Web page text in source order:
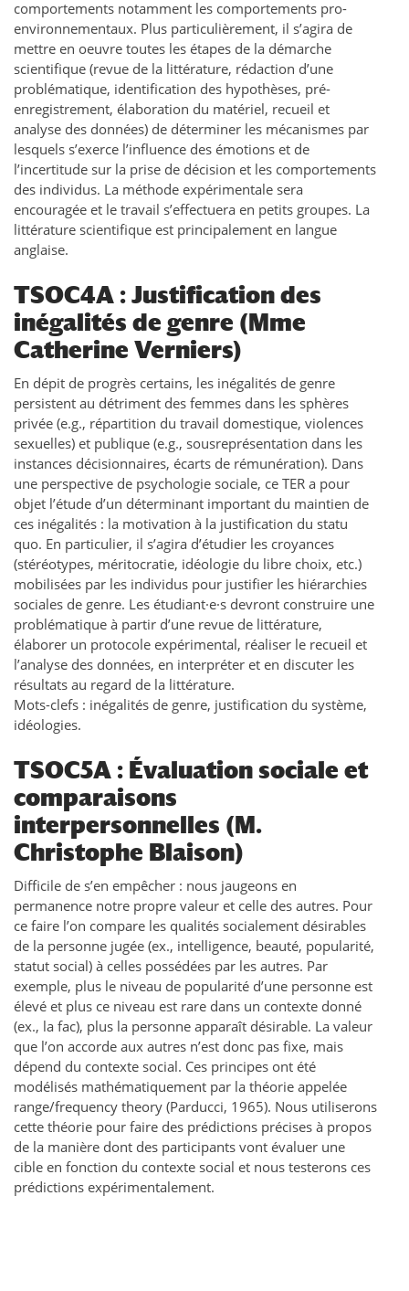
comportements notamment les comportements pro-
environnementaux. Plus particulièrement, il s’agira de
mettre en oeuvre toutes les étapes de la démarche
scientifique (revue de la littérature, rédaction d’une
problématique, identification des hypothèses, pré-
enregistrement, élaboration du matériel, recueil et
analyse des données) de déterminer les mécanismes par
lesquels s’exerce l’influence des émotions et de
l’incertitude sur la prise de décision et les comportements
des individus. La méthode expérimentale sera
encouragée et le travail s’effectuera en petits groupes. La
littérature scientifique est principalement en langue
anglaise.
TSOC4A : Justification des
inégalités de genre (Mme
Catherine Verniers)
En dépit de progrès certains, les inégalités de genre
persistent au détriment des femmes dans les sphères
privée (e.g., répartition du travail domestique, violences
sexuelles) et publique (e.g., sousreprésentation dans les
instances décisionnaires, écarts de rémunération). Dans
une perspective de psychologie sociale, ce TER a pour
objet l’étude d’un déterminant important du maintien de
ces inégalités : la motivation à la justification du statu
quo. En particulier, il s’agira d’étudier les croyances
(stéréotypes, méritocratie, idéologie du libre choix, etc.)
mobilisées par les individus pour justifier les hiérarchies
sociales de genre. Les étudiant·e·s devront construire une
problématique à partir d’une revue de littérature,
élaborer un protocole expérimental, réaliser le recueil et
l’analyse des données, en interpréter et en discuter les
résultats au regard de la littérature.
Mots-clefs : inégalités de genre, justification du système,
idéologies.
TSOC5A : Évaluation sociale et
comparaisons
interpersonnelles (M.
Christophe Blaison)
Difficile de s’en empêcher : nous jaugeons en
permanence notre propre valeur et celle des autres. Pour
ce faire l’on compare les qualités socialement désirables
de la personne jugée (ex., intelligence, beauté, popularité,
statut social) à celles possédées par les autres. Par
exemple, plus le niveau de popularité d’une personne est
élevé et plus ce niveau est rare dans un contexte donné
(ex., la fac), plus la personne apparaît désirable. La valeur
que l’on accorde aux autres n’est donc pas fixe, mais
dépend du contexte social. Ces principes ont été
modélisés mathématiquement par la théorie appelée
range/frequency theory (Parducci, 1965). Nous utiliserons
cette théorie pour faire des prédictions précises à propos
de la manière dont des participants vont évaluer une
cible en fonction du contexte social et nous testerons ces
prédictions expérimentalement.